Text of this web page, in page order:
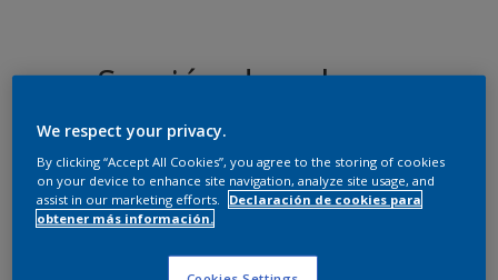
Sección de colores
coordinados
El blanco perfecto
We respect your privacy.
By clicking “Accept All Cookies”, you agree to the storing of cookies
on your device to enhance site navigation, analyze site usage, and
assist in our marketing efforts.
Declaración de cookies para
obtener más información.